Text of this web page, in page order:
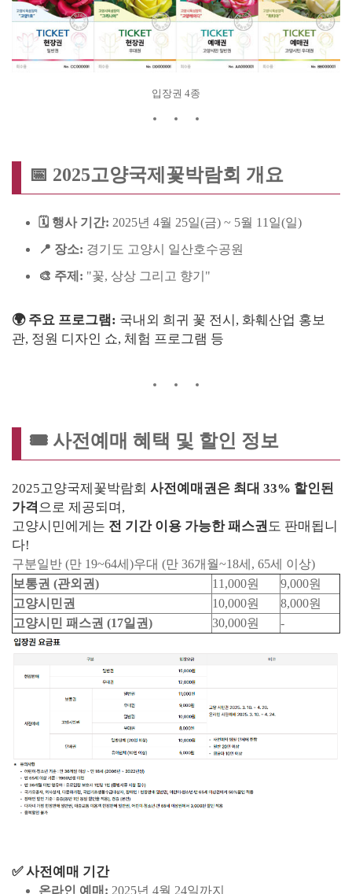
입장권 4종
📅 2025고양국제꽃박람회 개요
🗓 행사 기간: 2025년 4월 25일(금) ~ 5월 11일(일)
📍 장소: 경기도 고양시 일산호수공원
🎨 주제: "꽃, 상상 그리고 향기"
🌍 주요 프로그램: 국내외 희귀 꽃 전시, 화훼산업 홍보
관, 정원 디자인 쇼, 체험 프로그램 등
🎟 사전예매 혜택 및 할인 정보
2025고양국제꽃박람회 사전예매권은 최대 33% 할인된
가격으로 제공되며,
고양시민에게는 전 기간 이용 가능한 패스권도 판매됩니
다!
구분일반 (만 19~64세)우대 (만 36개월~18세, 65세 이상)
보통권 (관외권)
11,000원
9,000원
고양시민권
10,000원
8,000원
고양시민 패스권 (17일권)
30,000원 -
✅ 사전예매 기간
온라인 예매: 2025년 4월 24일까지